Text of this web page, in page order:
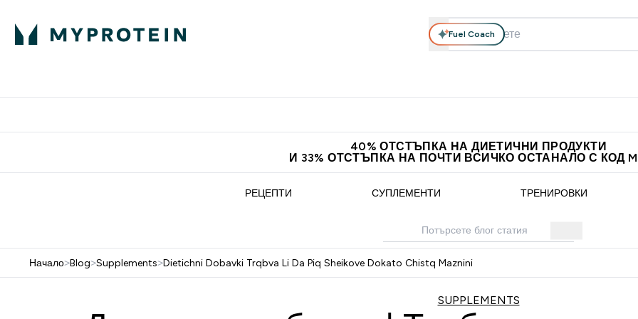
Fuel Coach
40% ОТСТЪПКА НА ДИЕТИЧНИ ПРОДУКТИ
И 33% ОТСТЪПКА НА ПОЧТИ ВСИЧКО ОСТАНАЛО С КОД
РЕЦЕПТИ СУПЛЕМЕНТИ ТРЕНИРОВКИ
Начало>Blog>Supplements>Dietichni Dobavki Trqbva Li Da Piq Sheikove Dokato Chistq Maznini
SUPPLEMENTS